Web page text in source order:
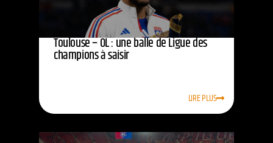
Toulouse – OL : une balle de Ligue des
champions à saisir
LIRE PLUS